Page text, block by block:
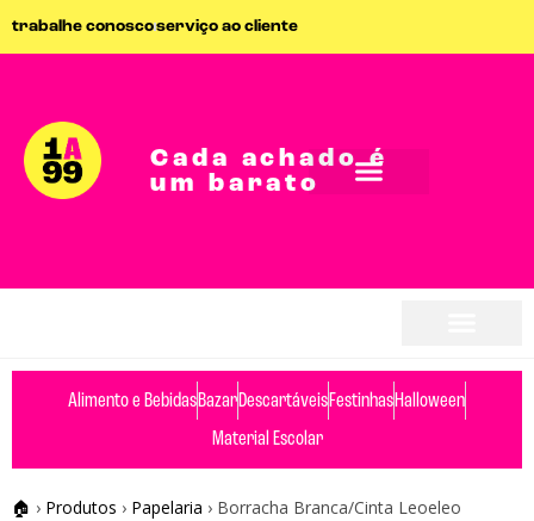
trabalhe conoscoserviço ao cliente
Cada achado é
um barato
Alimento e BebidasBazarDescartáveisFestinhasHalloween
Material Escolar
🏠 › Produtos › Papelaria › Borracha Branca/Cinta Leoeleo